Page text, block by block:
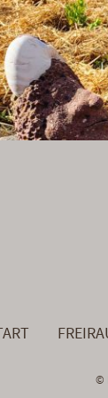
©